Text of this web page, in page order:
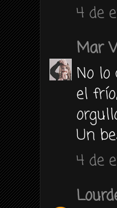
4 de
Mar
No
el
Un
4 de